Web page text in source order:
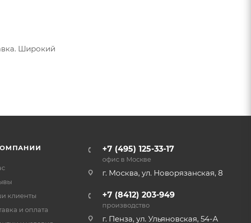
Широкий
клиенты
и оплата
+7 (495) 125-33-17
офис в Москве
г. Москва, ул. Новорязанская, 8
+7 (8412) 203-949
производство
г. Пенза, ул. Ульяновская, 54-А